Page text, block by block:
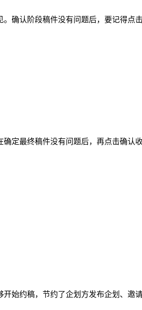
确认阶段稿件没有问题后，要记得点
定最终稿件没有问题后，再点击确认收
始约稿，节约了企划方发布企划、邀